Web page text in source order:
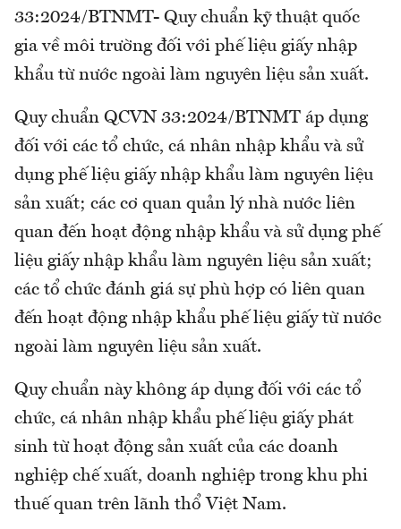
33:2024/BTNMT- Quy chuẩn kỹ thuật quốc
gia về môi trường đối với phế liệu giấy nhập
khẩu từ nước ngoài làm nguyên liệu sản xuất.
Quy chuẩn QCVN 33:2024/BTNMT áp dụng
đối với các tổ chức, cá nhân nhập khẩu và sử
dụng phế liệu giấy nhập khẩu làm nguyên liệu
sản xuất; các cơ quan quản lý nhà nước liên
quan đến hoạt động nhập khẩu và sử dụng phế
liệu giấy nhập khẩu làm nguyên liệu sản xuất;
các tổ chức đánh giá sự phù hợp có liên quan
đến hoạt động nhập khẩu phế liệu giấy từ nước
ngoài làm nguyên liệu sản xuất.
Quy chuẩn này không áp dụng đối với các tổ
chức, cá nhân nhập khẩu phế liệu giấy phát
sinh từ hoạt động sản xuất của các doanh
nghiệp chế xuất, doanh nghiệp trong khu phi
thuế quan trên lãnh thổ Việt Nam.